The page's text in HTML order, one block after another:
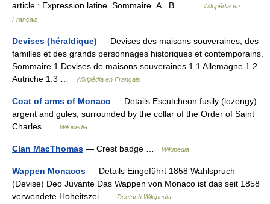
article : Expression latine. Sommaire A B … …
Wikipédia en
Français
Devises (héraldique) — Devises des maisons souveraines, des
familles et des grands personnages historiques et contemporains.
Sommaire 1 Devises de maisons souveraines 1.1 Allemagne 1.2
Autriche 1.3 …
Wikipédia en Français
Coat of arms of Monaco — Details Escutcheon fusily (lozengy)
argent and gules, surrounded by the collar of the Order of Saint
Charles …
Wikipedia
Clan MacThomas — Crest badge … Wikipedia
Wappen Monacos — Details Eingeführt 1858 Wahlspruch
(Devise) Deo Juvante Das Wappen von Monaco ist das seit 1858
verwendete Hoheitszei …
Deutsch Wikipedia